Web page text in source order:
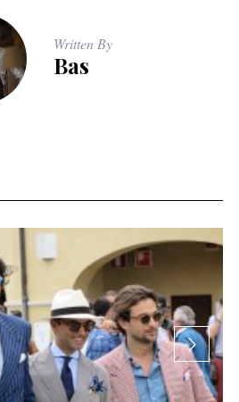
Written By
Bas